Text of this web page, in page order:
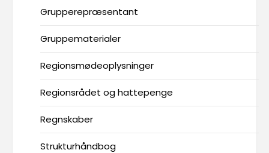
Grupperepræsentant
Gruppematerialer
Regionsmødeoplysninger
Regionsrådet og hattepenge
Regnskaber
Strukturhåndbog